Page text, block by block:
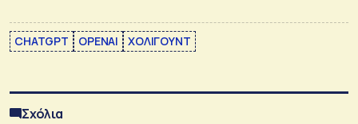
CHATGPT OPENAI ΧΟΛΙΓΟΥΝΤ
Σχόλια